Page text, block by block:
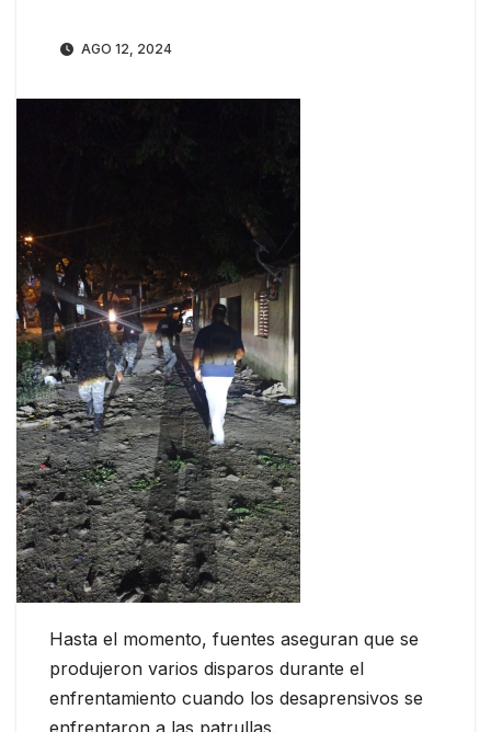
AGO 12, 2024
Hasta el momento, fuentes aseguran que se
produjeron varios disparos durante el
enfrentamiento cuando los desaprensivos se
enfrentaron a las patrullas.